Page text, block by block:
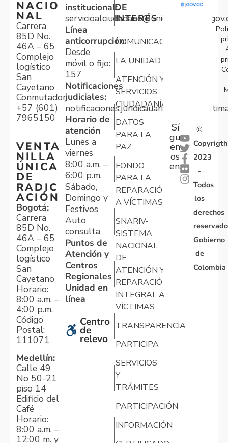
NACIO
NAL
Carrera
85D No.
46A – 65
Complejo
logístico
San
Cayetano
Conmutador:
+57 (601)
7965150
VENTA
NILLA
ÚNICA
DE
RADIC
ACIÓN
Bogotá:
Carrera
85D No.
46A – 65
Complejo
logístico
San
Cayetano
Horario:
8:00 a.m. –
4:00 p.m.
Código
Postal:
111071
Medellín:
Calle 49
No 50-21
piso 14
Edificio del
Café
Horario:
8:00 a.m. –
12:00 m. y
institucional:
Línea
anticorrupción:
Desde
móvil o fijo:
157
Notificaciones
judiciales:
Horario de
atención
Lunes a
viernes
8:00 a.m. –
6:00 p.m.
Sábado,
Domingo y
Festivos
Auto
consulta
Puntos de
Atención y
Centros
Regionales
Unidad en
línea
Centro
de
relevo
DE
INTERÉS
COMUNICACIONES
LA UNIDAD
ATENCIÓN Y
SERVICIOS
CIUDADANÍA
DATOS
PARA LA
PAZ
FONDO
PARA LA
REPARACIÓN
A VÍCTIMAS
SNARIV-
SISTEMA
NACIONAL
DE
ATENCIÓN Y
REPARACIÓN
INTEGRAL A
VÍCTIMAS
TRANSPARENCIA
PARTICIPA
SERVICIOS
Y
TRÁMITES
PARTICIPACIÓN
INFORMACIÓN
Sí
gu
en
os
en:
©
Copyrigth
2023
-
Todos
los
derechos
Gobierno
de
Colombia